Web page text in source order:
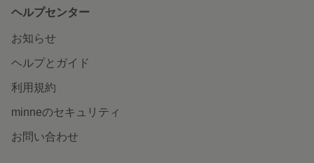
ヘルプセンター
お知らせ
ヘルプとガイド
利用規約
minneのセキュリティ
お問い合わせ